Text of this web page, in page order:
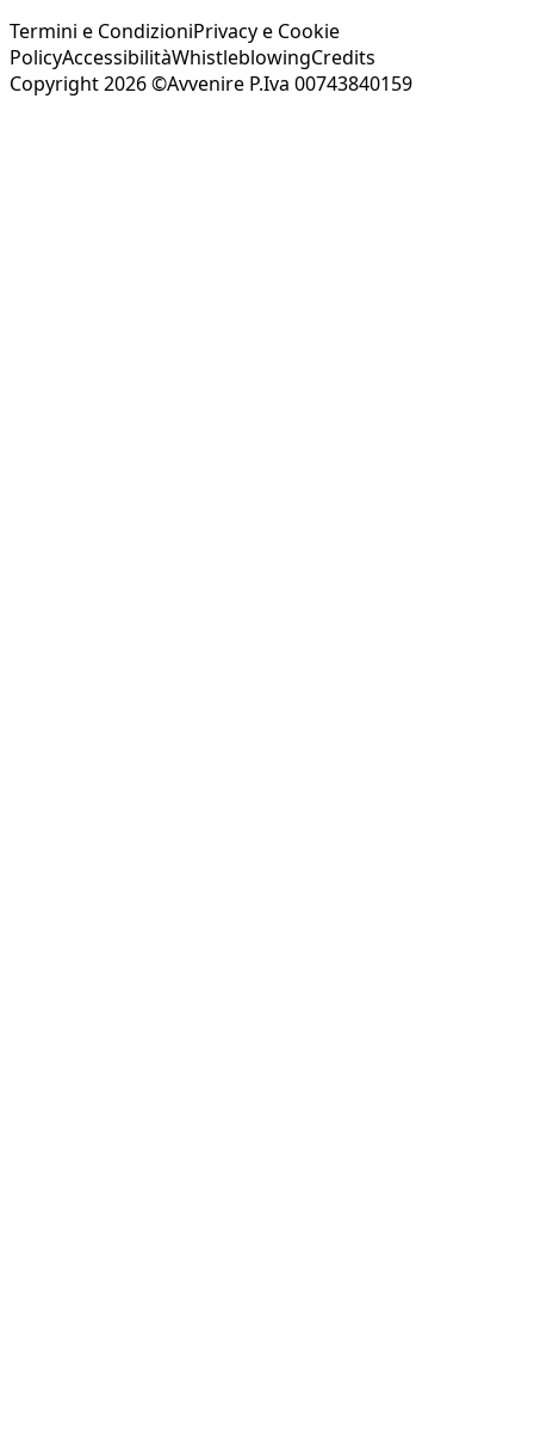
Termini e CondizioniPrivacy e Cookie
PolicyAccessibilitàWhistleblowingCredits
Copyright 2026 ©Avvenire P.Iva 00743840159